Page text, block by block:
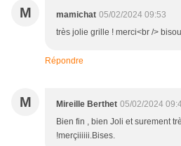
M mamichat 05/02/2024 09:53
très jolie grille ! merci<br />
Répondre
M Mireille Berthet 05/02/2024
Bien fin , bien Joli et surement
!merçiiiiii.Bises.